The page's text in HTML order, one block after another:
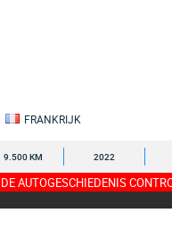
FRANKRIJK
9.500 KM 2022
DE AUTOGESCHIEDENIS